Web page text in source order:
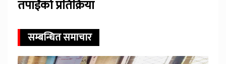
तपाईंको प्रतिक्रिया
सम्बन्धित समाचार